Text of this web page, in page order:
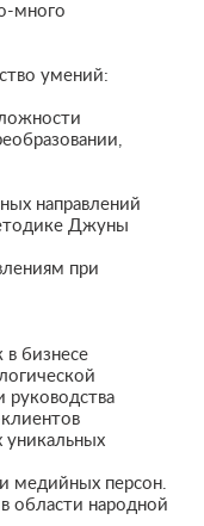
много
умений:
направлений
Джуны
при
в бизнесе
уникальных
медийных персон.
области народной